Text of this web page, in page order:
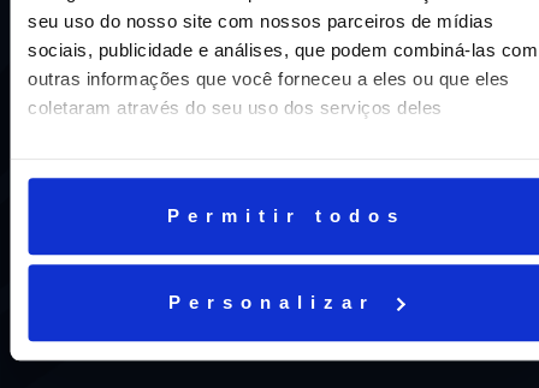
seu uso do nosso site com nossos parceiros de mídias
sociais, publicidade e análises, que podem combiná-las com
outras informações que você forneceu a eles ou que eles
coletaram através do seu uso dos serviços deles
Permitir todos
Personalizar
compromisso de oferecer aos nossos alunos uma
nosso DNA e por isso temos 16 anos como líderes do
ENEM em Niterói, somos a segunda melhor escola do